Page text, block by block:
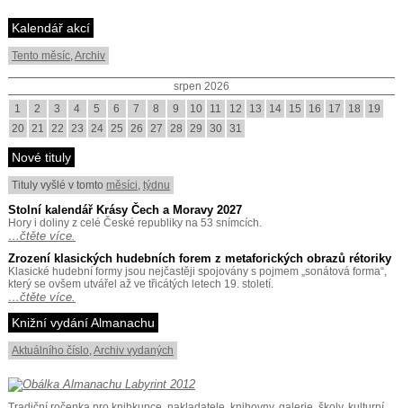
Kalendář akcí
Tento měsíc,Archiv
srpen 2026
1
2 3 4 5 6 7 8 9 10 11 12 13 14 15 16 17 18
19
20 21 22 23 24 25 26 27 28 29 30 31
Nové tituly
Tituly vyšlé v tomto měsíci, týdnu
Stolní kalendář Krásy Čech a Moravy 2027
Hory i doliny z celé České republiky na 53 snímcích.
…čtěte více.
Zrození klasických hudebních forem z metaforických obrazů rétoriky
Klasické hudební formy jsou nejčastěji spojovány s pojmem „sonátová forma“,
který se ovšem utvářel až ve třicátých letech 19. století.
…čtěte více.
Knižní vydání Almanachu
Aktuálního číslo,Archiv vydaných